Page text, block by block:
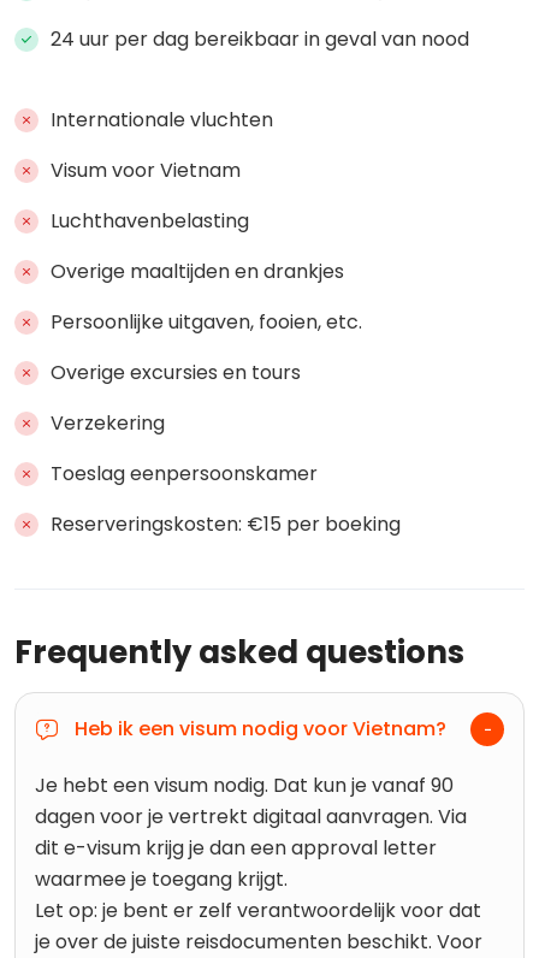
24 uur per dag bereikbaar in geval van nood
Internationale vluchten
Visum voor Vietnam
Luchthavenbelasting
Overige maaltijden en drankjes
Persoonlijke uitgaven, fooien, etc.
Overige excursies en tours
Verzekering
Toeslag eenpersoonskamer
Reserveringskosten: €15 per boeking
Frequently asked questions
Heb ik een visum nodig voor Vietnam?
Je hebt een visum nodig. Dat kun je vanaf 90
dagen voor je vertrekt digitaal aanvragen. Via
dit e-visum krijg je dan een approval letter
waarmee je toegang krijgt.
Let op: je bent er zelf verantwoordelijk voor dat
je over de juiste reisdocumenten beschikt. Voor